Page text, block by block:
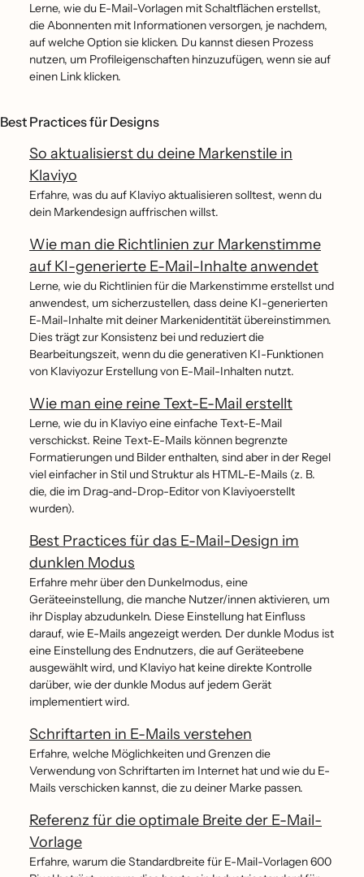
Lerne, wie du E-Mail-Vorlagen mit Schaltflächen erstellst,
die Abonnenten mit Informationen versorgen, je nachdem,
auf welche Option sie klicken. Du kannst diesen Prozess
nutzen, um Profileigenschaften hinzuzufügen, wenn sie auf
einen Link klicken.
Best Practices für Designs
So aktualisierst du deine Markenstile in
Klaviyo
Erfahre, was du auf Klaviyo aktualisieren solltest, wenn du
dein Markendesign auffrischen willst.
Wie man die Richtlinien zur Markenstimme
auf KI-generierte E-Mail-Inhalte anwendet
Lerne, wie du Richtlinien für die Markenstimme erstellst und
anwendest, um sicherzustellen, dass deine KI-generierten
E-Mail-Inhalte mit deiner Markenidentität übereinstimmen.
Dies trägt zur Konsistenz bei und reduziert die
Bearbeitungszeit, wenn du die generativen KI-Funktionen
von Klaviyozur Erstellung von E-Mail-Inhalten nutzt.
Wie man eine reine Text-E-Mail erstellt
Lerne, wie du in Klaviyo eine einfache Text-E-Mail
verschickst. Reine Text-E-Mails können begrenzte
Formatierungen und Bilder enthalten, sind aber in der Regel
viel einfacher in Stil und Struktur als HTML-E-Mails (z. B.
die, die im Drag-and-Drop-Editor von Klaviyoerstellt
wurden).
Best Practices für das E-Mail-Design im
dunklen Modus
Erfahre mehr über den Dunkelmodus, eine
Geräteeinstellung, die manche Nutzer/innen aktivieren, um
ihr Display abzudunkeln. Diese Einstellung hat Einfluss
darauf, wie E-Mails angezeigt werden. Der dunkle Modus ist
eine Einstellung des Endnutzers, die auf Geräteebene
ausgewählt wird, und Klaviyo hat keine direkte Kontrolle
darüber, wie der dunkle Modus auf jedem Gerät
implementiert wird.
Schriftarten in E-Mails verstehen
Erfahre, welche Möglichkeiten und Grenzen die
Verwendung von Schriftarten im Internet hat und wie du E-
Mails verschicken kannst, die zu deiner Marke passen.
Referenz für die optimale Breite der E-Mail-
Vorlage
Erfahre, warum die Standardbreite für E-Mail-Vorlagen 600